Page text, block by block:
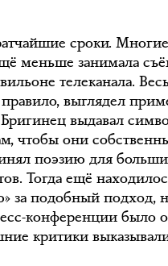
сроки.
меньше занимала
телеканала.
выглядел
выдавал
чтобы они
поэзию для
Тогда ещё
за подобный подход,
конференции было
критики